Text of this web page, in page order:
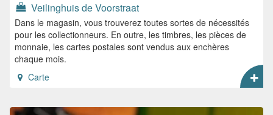
Veilinghuis de Voorstraat
Dans le magasin, vous trouverez toutes sortes de nécessités
pour les collectionneurs. En outre, les timbres, les pièces de
monnaie, les cartes postales sont vendus aux enchères
chaque mois.
Carte